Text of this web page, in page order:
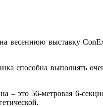
весеннюю выставку
способна выполнять
– это 56-метровая 6-